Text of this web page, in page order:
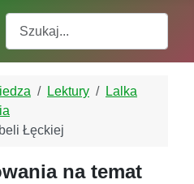
Lektury
Lalka
Łęckiej
na temat